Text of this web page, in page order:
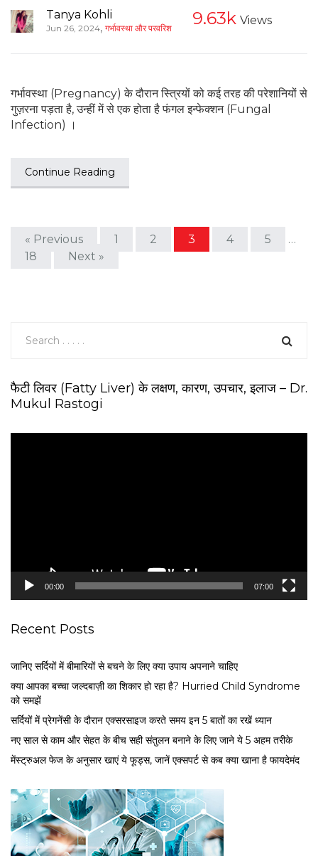
Tanya Kohli
Jun 26, 2024, गर्भावस्था और परवरिश 9.63k Views
गर्भावस्था (Pregnancy) के दौरान स्त्रियों को कई तरह की परेशानियों से
गुज़रना पड़ता है, उन्हीं में से एक होता है फंगल इन्फेक्शन (Fungal
Infection) ।
Continue Reading
« Previous 1 2 3 4 5
…
18
Next »
फैटी लिवर (Fatty Liver) के लक्षण, कारण, उपचार, इलाज – Dr.
Mukul Rastogi
00:00 07:00
Recent Posts
जानिए सर्दियों में बीमारियों से बचने के लिए क्या उपाय अपनाने चाहिए
क्या आपका बच्चा जल्दबाज़ी का शिकार हो रहा है? Hurried Child Syndrome
को समझें
सर्द‍ियों में प्रेगनेंसी के दौरान एक्सरसाइज करते समय इन 5 बातों का रखें ध्यान
नए साल से काम और सेहत के बीच सही संतुलन बनाने के लिए जाने ये 5 अहम तरीके
मेंस्ट्रुअल फेज के अनुसार खाएं ये फूड्स, जानें एक्सपर्ट से कब क्या खाना है फायदेमंद